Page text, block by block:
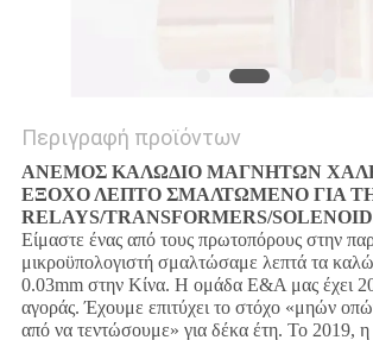
Περιγραφή προϊόντων
ΑΝΕΜΟΣ ΚΑΛΩΔΙΟ ΜΑΓΝΗΤΩΝ
ΕΞΟΧΟ ΛΕΠΤΟ ΣΜΑΛΤΩΜΕΝΟ ΓΙΑ
RELAYS/TRANSFORMERS/
Είμαστε ένας από τους πρωτοπόρους στην
μικροϋπολογιστή σμαλτώσαμε λεπτά τα
0.03mm στην Κίνα. Η ομάδα Ε&Α μας έχει 20
αγοράς. Έχουμε επιτύχει το στόχο «μηών
από να τεντώσουμε» για δέκα έτη. Το 2019, η